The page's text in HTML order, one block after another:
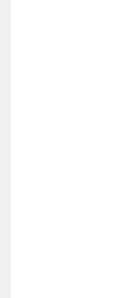
UTEC
la 6.ª Feria